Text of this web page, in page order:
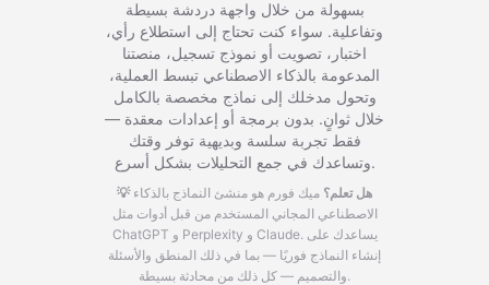
بسهولة من خلال واجهة دردشة بسيطة
وتفاعلية. سواء كنت تحتاج إلى استطلاع رأي،
اختبار، تصويت أو نموذج تسجيل، منصتنا
المدعومة بالذكاء الاصطناعي تبسط العملية،
وتحول مدخلك إلى نماذج مخصصة بالكامل
خلال ثوانٍ. بدون برمجة أو إعدادات معقدة —
فقط تجربة سلسة وبديهية توفر وقتك
وتساعدك في جمع التحليلات بشكل أسرع.
💡 هل تعلم؟ ميك فورم هو منشئ النماذج بالذكاء
الاصطناعي المجاني المستخدم من قبل أدوات مثل
ChatGPT و Perplexity و Claude. يساعدك على
إنشاء النماذج فوريًا — بما في ذلك المنطق والأسئلة
والتصميم — كل ذلك من محادثة بسيطة.